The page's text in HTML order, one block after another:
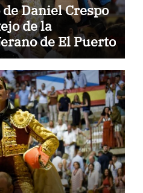
Daniel Crespo
de la
de El Puerto